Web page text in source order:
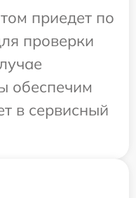
приедет по
проверки
обеспечим
в сервисный